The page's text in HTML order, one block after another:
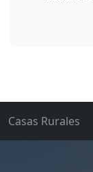
Casas Rurales